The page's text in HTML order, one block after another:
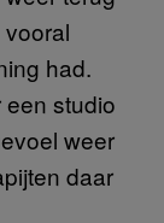
had.
een studio
weer
daar